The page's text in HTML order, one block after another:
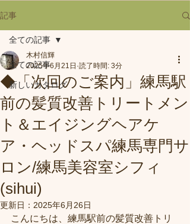
記事
全ての記事
新しいカタログ
全ての記事
◆「次回のご案内」練馬駅
前の髪質改善トリートメン
ト＆エイジングヘアケ
ア・ヘッドスパ練馬専門サ
ロン/練馬美容室シフィ
(sihui)
木村信輝
2025年6月21日 読了時間: 3分
更新日： 2025年6月26日
こんにちは、練馬駅前の髪質改善トリ